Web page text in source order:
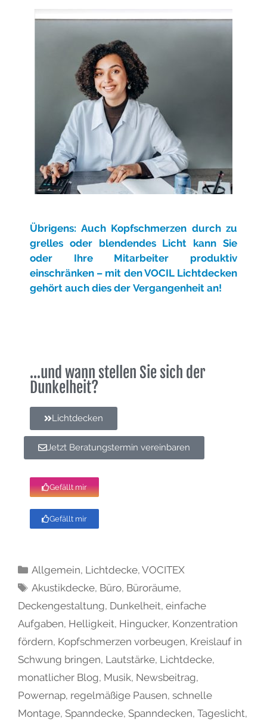
Übrigens: Auch Kopfschmerzen durch zu
grelles oder blendendes Licht kann Sie
oder Ihre Mitarbeiter produktiv
einschränken – mit den VOCIL Lichtdecken
gehört auch dies der Vergangenheit an!
...und wann stellen Sie sich der
Dunkelheit?
Lichtdecken
Jetzt Beratungstermin vereinbaren
Gefällt mir
Gefällt mir
Allgemein, Lichtdecke,VOCITEX
Akustikdecke, Büro, Büroräume,
Deckengestaltung, Dunkelheit, einfache
Aufgaben, Helligkeit, Hingucker, Konzentration
fördern, Kopfschmerzen vorbeugen, Kreislauf in
Schwung bringen, Lautstärke, Lichtdecke,
monatlicher Blog, Musik, Newsbeitrag,
Powernap, regelmäßige Pausen, schnelle
Montage, Spanndecke, Spanndecken, Tageslicht,